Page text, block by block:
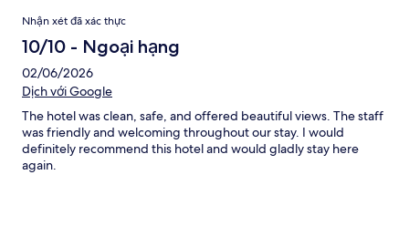
Nhận
xét
Nhận xét đã xác thực
10/10 - Ngoại hạng
02/06/2026
Dịch với Google
The hotel was clean, safe, and offered beautiful views. The staff
was friendly and welcoming throughout our stay. I would
definitely recommend this hotel and would gladly stay here
again.